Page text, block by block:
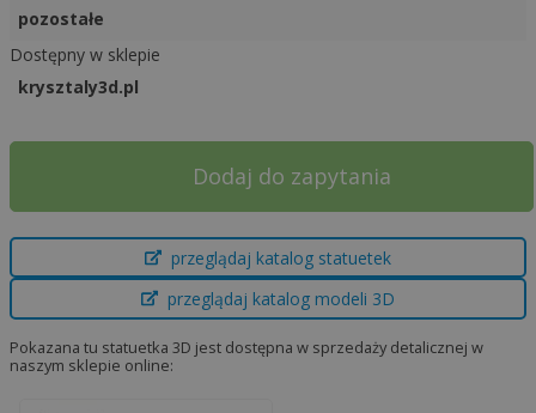
pozostałe
Dostępny w sklepie
krysztaly3d.pl
Dodaj do zapytania
t
e
r
a
t
przeglądaj katalog statuetek
przeglądaj katalog modeli 3D
Pokazana tu statuetka 3D jest dostępna w sprzedaży detalicznej w
naszym sklepie online: